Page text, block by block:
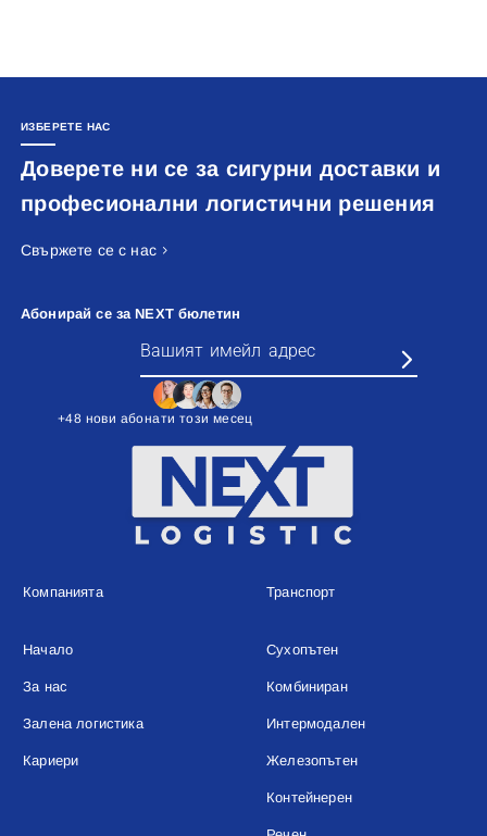
ИЗБЕРЕТЕ НАС
Доверете ни се за сигурни доставки и
професионални логистични решения
Свържете се с нас
Абонирай се за NEXT бюлетин
+48 нови абонати този месец
Компанията
Начало
За нас
Залена логистика
Кариери
Транспорт
Сухопътен
Комбиниран
Интермодален
Железопътен
Контейнерен